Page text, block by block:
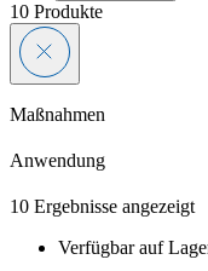
10 Produkte
Maßnahmen
Anwendung
10 Ergebnisse angezeigt
Verfügbar auf